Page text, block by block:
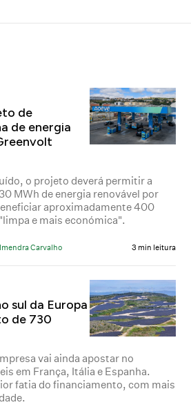
de
de energia
o projeto deverá permitir a
MWh de energia renovável por
aproximadamente 400
e mais económica".
Carvalho 3 min leitura
sul da Europa
de 730
vai ainda apostar no
em França, Itália e Espanha.
fatia do financiamento, com mais